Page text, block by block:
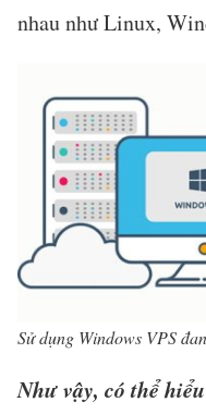
nhau như Linux,
Sử dụng Windows VPS
Như vậy, có thể